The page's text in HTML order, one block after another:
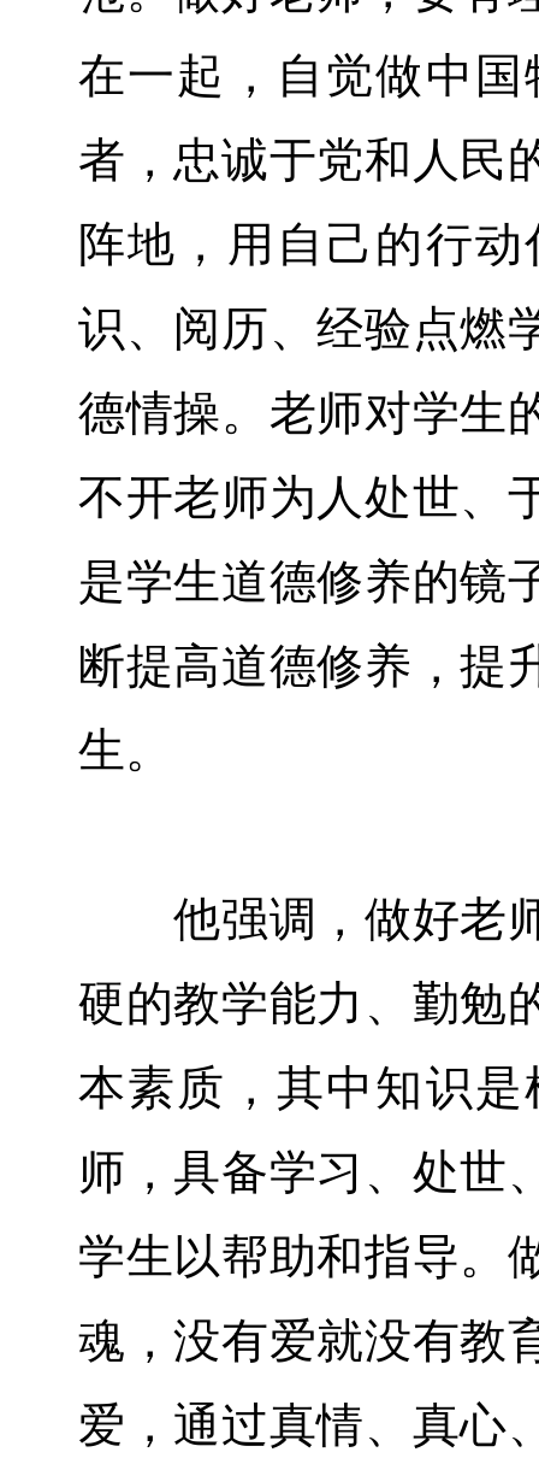
在一起，自觉做中
者，忠诚于党和人民
阵地，用自己的行
识、阅历、经验点燃
德情操。老师对学生
不开老师为人处世、
是学生道德修养的镜
断提高道德修养，提
生。
他强调，做好老师
硬的教学能力、勤勉
本素质，其中知识
师，具备学习、处世
学生以帮助和指导。
魂，没有爱就没有教
爱，通过真情、真心